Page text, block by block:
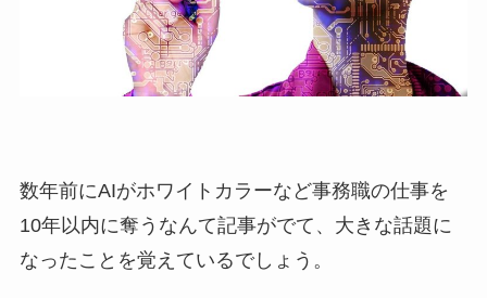
数年前にAIがホワイトカラーなど事務職の仕事を
10年以内に奪うなんて記事がでて、大きな話題に
なったことを覚えているでしょう。